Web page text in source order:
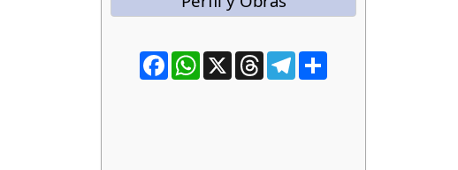
FacebookWhatsApp
X ThreadsTelegram